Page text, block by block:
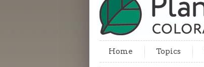
Home Topics